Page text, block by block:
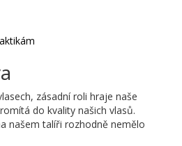
zásadní roli hraje naše
do kvality našich vlasů.
našem talíři rozhodně nemělo